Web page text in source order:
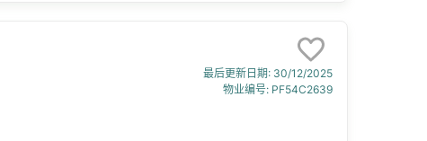
最后更新日期: 30/12/2025
物业编号: PF54C2639